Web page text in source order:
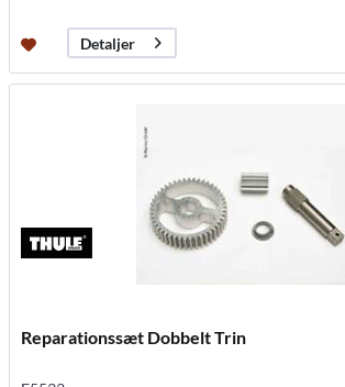
Detaljer
Reparationssæt Dobbelt Trin